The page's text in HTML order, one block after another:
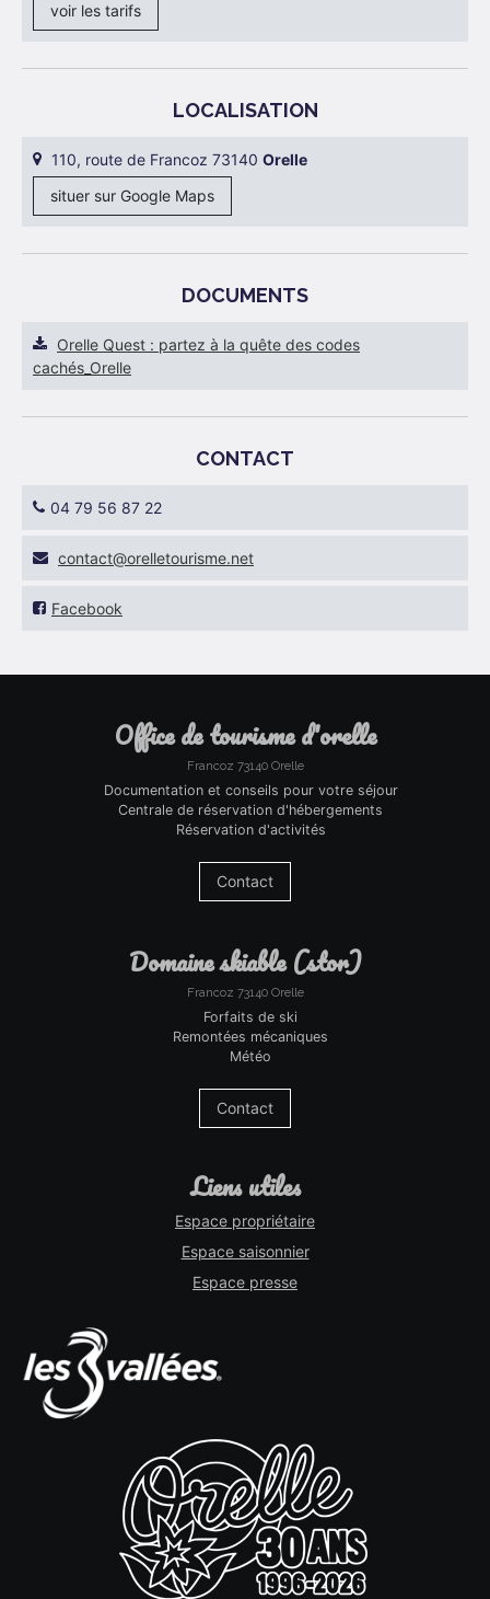
voir les tarifs
LOCALISATION
110, route de Francoz 73140 Orelle
situer sur Google Maps
DOCUMENTS
Orelle Quest : partez à la quête des codes
cachés_Orelle
CONTACT
04 79 56 87 22
ten.emsiruotellero@tcatnoc
Facebook
office de tourisme d'orelle
Francoz 73140 Orelle
Documentation et conseils pour votre séjour
Centrale de réservation d'hébergements
Réservation d'activités
Contact
domaine skiable (stor)
Francoz 73140 Orelle
Forfaits de ski
Remontées mécaniques
Météo
Contact
liens utiles
Espace propriétaire
Espace saisonnier
Espace presse